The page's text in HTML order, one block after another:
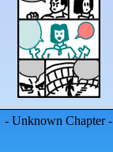
- Unknown Chapter -